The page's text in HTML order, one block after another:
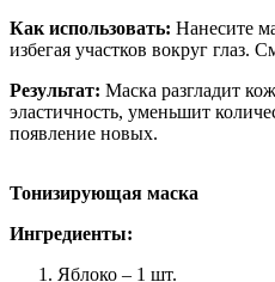
Как использовать: Нанесите
избегая участков вокруг глаз.
Результат: Маска разгладит
эластичность, уменьшит
появление новых.
Тонизирующая маска
Ингредиенты:
Яблоко – 1 шт.